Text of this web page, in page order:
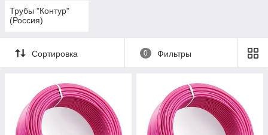
Трубы "Контур"
(Россия)
Сортировка 0 Фильтры